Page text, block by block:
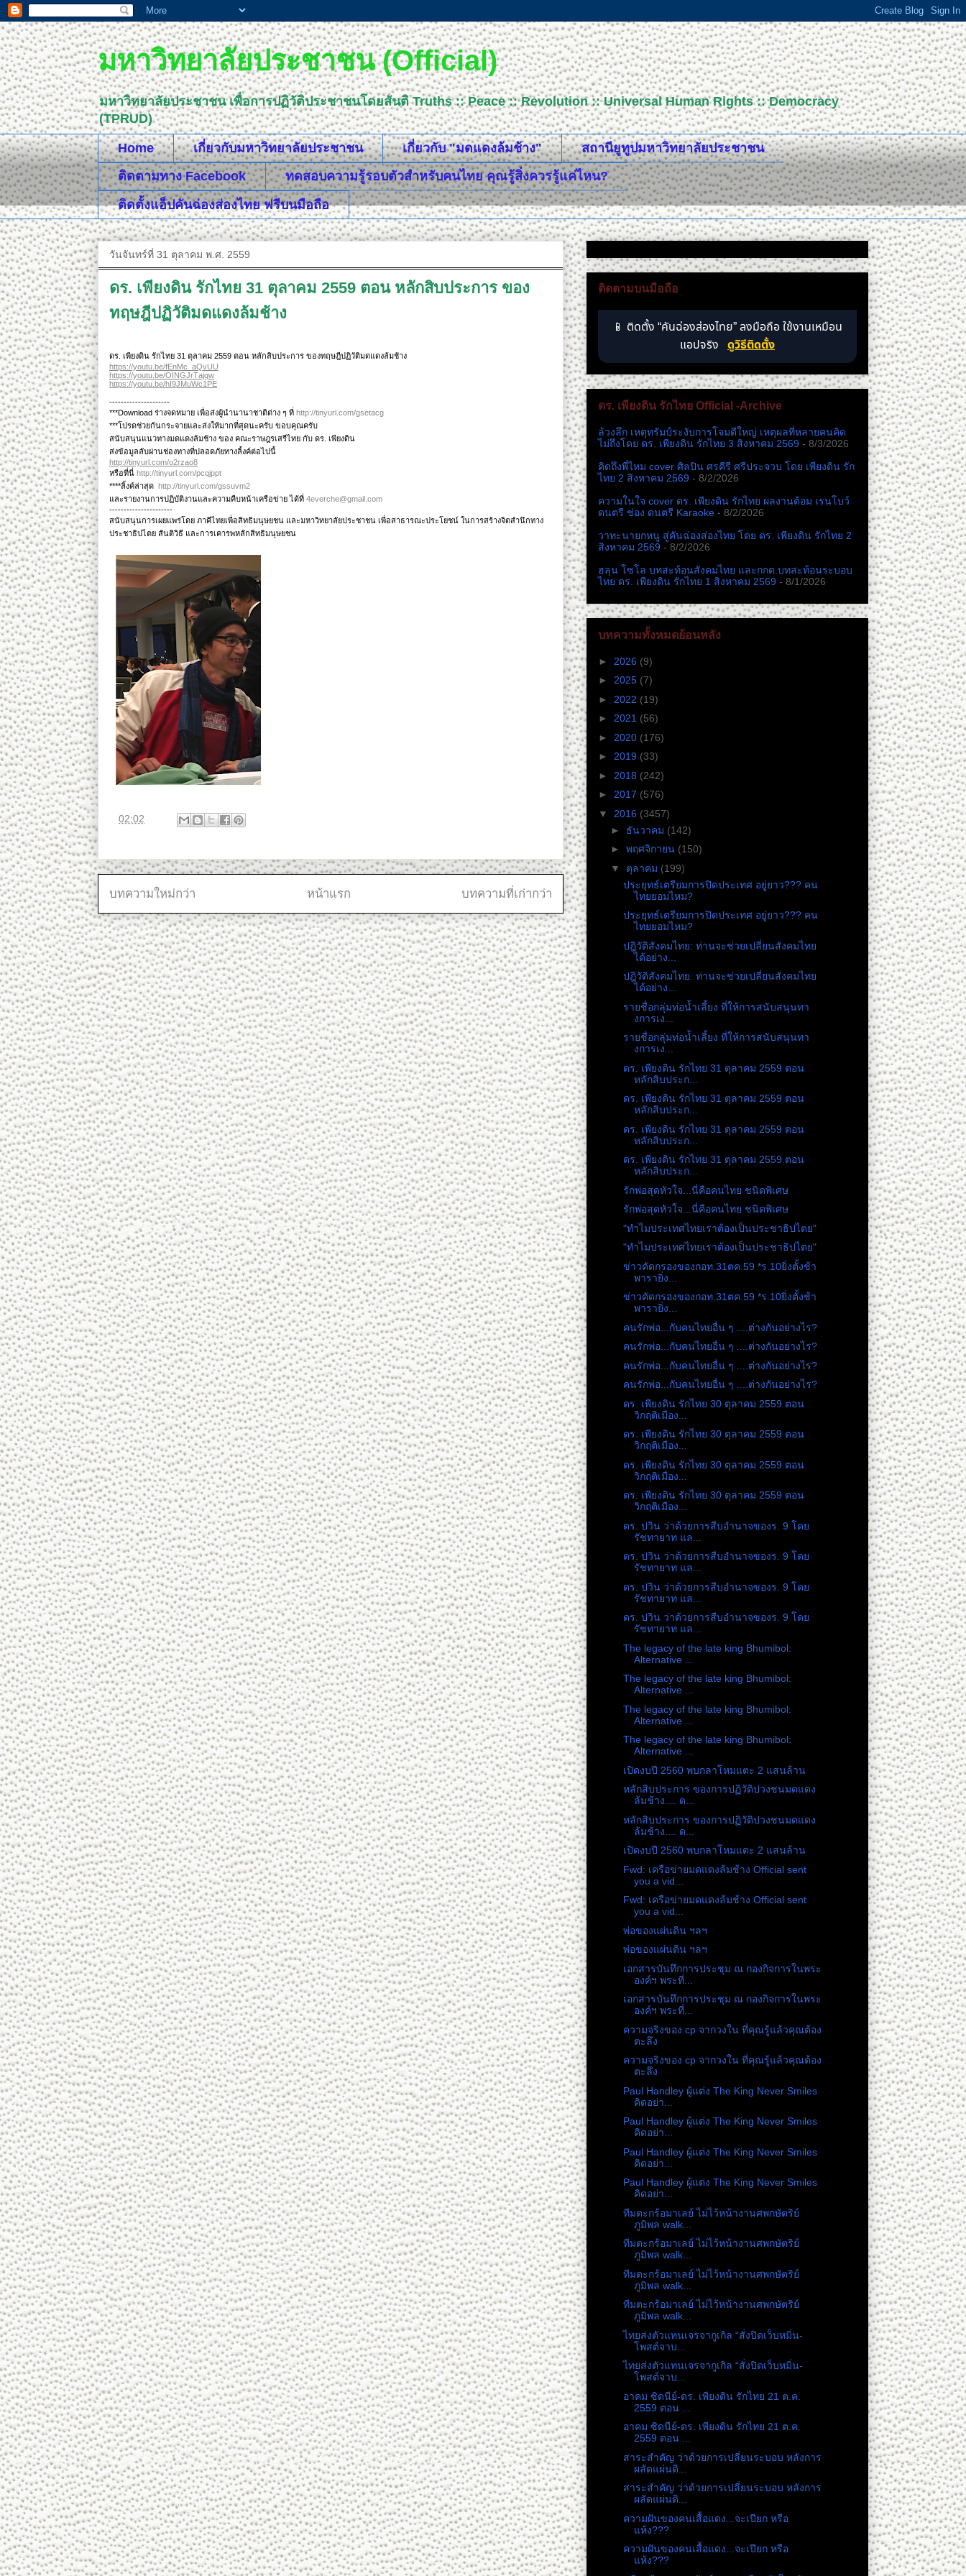
มหาวิทยาลัยประชาชน (Official)
มหาวิทยาลัยประชาชน เพื่อการปฏิวัติประชาชนโดยสันติ Truths :: Peace :: Revolution :: Universal Human Rights :: Democracy
(TPRUD)
Home เกี่ยวกับมหาวิทยาลัยประชาชน เกี่ยวกับ "มดแดงล้มช้าง"
สถานียูทูปมหาวิทยาลัยประชาชน
ติดตามทาง Facebook
ทดสอบความรู้รอบตัวสำหรับคนไทย คุณรู้สิ่งควรรู้แค่ไหน?
ติดตั้งแอ็ปคันฉ่องส่องไทย ฟรีบนมือถือ
วันจันทร์ที่ 31 ตุลาคม พ.ศ. 2559
ดร. เพียงดิน รักไทย 31 ตุลาคม 2559 ตอน หลักสิบประการ ของ
ทฤษฎีปฏิวัติมดแดงล้มช้าง
ดร. เพียงดิน รักไทย 31 ตุลาคม 2559 ตอน หลักสิบประการ ของทฤษฎีปฏิวัติมดแดงล้มช้าง
https://youtu.be/fEnMc_aQvUU
https://youtu.be/OINGJrTajqw
https://youtu.be/hI9JMuWc1PE
---------------------
***Download ร่างจดหมาย เพื่อส่งผู้นำนานาชาติต่าง ๆ ที่ http://tinyurl.com/gsetacg
***โปรดช่วยกันกระจายและส่งให้มากที่สุดนะครับ ขอบคุณครับ
สนับสนุนแนวทางมดแดงล้มช้าง ของ คณะราษฎรเสรีไทย กับ ดร. เพียงดิน
ส่งข้อมูลลับผ่านช่องทางที่ปลอดภัยทางลิ้งค์ต่อไปนี้
http://tinyurl.com/o2rzao8
หรือที่นี่ http://tinyurl.com/pcqjppt
****ลิ้งค์ล่าสุด http://tinyurl.com/gssuvm2
และรายงานการปฏิบัติงานและความคืบหน้าเครือข่าย ได้ที่ 4everche@gmail.com
----------------------
สนับสนุนการเผยแพร่โดย ภาคีไทยเพื่อสิทธิมนุษยชน และมหาวิทยาลัยประชาชน เพื่อสาธารณะประโยชน์ ในการสร้างจิตสำนึกทาง
ประชาธิปไตย สันติวิธี และการเคารพหลักสิทธิมนุษยชน
02:02
บทความใหม่กว่า บทความที่เก่ากว่า
หน้าแรก
ติดตามบนมือถือ
📱 ติดตั้ง “คันฉ่องส่องไทย” ลงมือถือ ใช้งานเหมือน
แอปจริง ดูวิธีติดตั้ง
ดร. เพียงดิน รักไทย Official -Archive
ล้วงลึก เหตุทรัมป์ระงับการโจมตีใหญ่ เหตุผลที่หลายคนคิด
ไม่ถึงโดย ดร. เพียงดิน รักไทย 3 สิงหาคม 2569 - 8/3/2026
คิดถึงพี่ไหม cover ศิลปิน ศรคีรี ศรีประจวบ โดย เพียงดิน รัก
ไทย 2 สิงหาคม 2569 - 8/2/2026
ความในใจ cover ดร. เพียงดิน รักไทย ผลงานต้อม เรนโบว์
ดนตรี ช่อง ดนตรี Karaoke - 8/2/2026
วาทะนายกหนู สู่คันฉ่องส่องไทย โดย ดร. เพียงดิน รักไทย 2
สิงหาคม 2569 - 8/2/2026
ฮลุน โซโล บทสะท้อนสังคมไทย และกกต.​บทสะท้อนระบอบ
ไทย ดร. เพียงดิน รักไทย 1 สิงหาคม 2569 - 8/1/2026
บทความทั้งหมดย้อนหลัง
► 2026 (9)
► 2025 (7)
► 2022 (19)
► 2021 (56)
► 2020 (176)
► 2019 (33)
► 2018 (242)
► 2017 (576)
▼ 2016 (3457)
► ธันวาคม (142)
► พฤศจิกายน (150)
▼ ตุลาคม (199)
ประยุทธ์เตรียมการปิดประเทศ อยู่ยาว??? คน
ไทยยอมไหม?
ประยุทธ์เตรียมการปิดประเทศ อยู่ยาว??? คน
ไทยยอมไหม?
ปฎิวัติสังคมไทย: ท่านจะช่วยเปลี่ยนสังคมไทย
ได้อย่าง...
ปฎิวัติสังคมไทย: ท่านจะช่วยเปลี่ยนสังคมไทย
ได้อย่าง...
รายชื่อกลุ่มท่อน้ำเลี้ยง ที่ให้การสนับสนุนทา
งการเง...
รายชื่อกลุ่มท่อน้ำเลี้ยง ที่ให้การสนับสนุนทา
งการเง...
ดร. เพียงดิน รักไทย 31 ตุลาคม 2559 ตอน
หลักสิบประก...
ดร. เพียงดิน รักไทย 31 ตุลาคม 2559 ตอน
หลักสิบประก...
ดร. เพียงดิน รักไทย 31 ตุลาคม 2559 ตอน
หลักสิบประก...
ดร. เพียงดิน รักไทย 31 ตุลาคม 2559 ตอน
หลักสิบประก...
รักพ่อสุดหัวใจ...นี่คือคนไทย ชนิดพิเศษ
รักพ่อสุดหัวใจ...นี่คือคนไทย ชนิดพิเศษ
"ทำไมประเทศไทยเราต้องเป็นประชาธิปไตย"
"ทำไมประเทศไทยเราต้องเป็นประชาธิปไตย"
ข่าวคัดกรองของกอท.31ตค.59 *ร.10ยิ่งตั้งช้า
พารายิ่ง...
ข่าวคัดกรองของกอท.31ตค.59 *ร.10ยิ่งตั้งช้า
พารายิ่ง...
คนรักพ่อ...กับคนไทยอื่น ๆ ....ต่างกันอย่างไร?
คนรักพ่อ...กับคนไทยอื่น ๆ ....ต่างกันอย่างไร?
คนรักพ่อ...กับคนไทยอื่น ๆ ....ต่างกันอย่างไร?
คนรักพ่อ...กับคนไทยอื่น ๆ ....ต่างกันอย่างไร?
ดร. เพียงดิน รักไทย 30 ตุลาคม 2559 ตอน
วิกฤติเมือง...
ดร. เพียงดิน รักไทย 30 ตุลาคม 2559 ตอน
วิกฤติเมือง...
ดร. เพียงดิน รักไทย 30 ตุลาคม 2559 ตอน
วิกฤติเมือง...
ดร. เพียงดิน รักไทย 30 ตุลาคม 2559 ตอน
วิกฤติเมือง...
ดร. ปวิน ว่าด้วยการสืบอำนาจของร. 9 โดย
รัชทายาท แล...
ดร. ปวิน ว่าด้วยการสืบอำนาจของร. 9 โดย
รัชทายาท แล...
ดร. ปวิน ว่าด้วยการสืบอำนาจของร. 9 โดย
รัชทายาท แล...
ดร. ปวิน ว่าด้วยการสืบอำนาจของร. 9 โดย
รัชทายาท แล...
The legacy of the late king Bhumibol:
Alternative ...
The legacy of the late king Bhumibol:
Alternative ...
The legacy of the late king Bhumibol:
Alternative ...
The legacy of the late king Bhumibol:
Alternative ...
เปิดงบปี 2560 พบกลาโหมแตะ 2 แสนล้าน
หลักสิบประการ ของการปฏิวัติปวงชนมดแดง
ล้มช้าง.... ด...
หลักสิบประการ ของการปฏิวัติปวงชนมดแดง
ล้มช้าง.... ด...
เปิดงบปี 2560 พบกลาโหมแตะ 2 แสนล้าน
Fwd: เครือข่ายมดแดงล้มช้าง Official sent
you a vid...
Fwd: เครือข่ายมดแดงล้มช้าง Official sent
you a vid...
พ่อของแผ่นดิน ฯลฯ
พ่อของแผ่นดิน ฯลฯ
เอกสารบันทึกการประชุม ณ กองกิจการในพระ
องค์ฯ พระที่...
เอกสารบันทึกการประชุม ณ กองกิจการในพระ
องค์ฯ พระที่...
ความจริงของ cp จากวงใน ที่คุณรู้แล้วคุณต้อง
ตะลึง
ความจริงของ cp จากวงใน ที่คุณรู้แล้วคุณต้อง
ตะลึง
Paul Handley ผู้แต่ง The King Never Smiles
คิดอย่า...
Paul Handley ผู้แต่ง The King Never Smiles
คิดอย่า...
Paul Handley ผู้แต่ง The King Never Smiles
คิดอย่า...
Paul Handley ผู้แต่ง The King Never Smiles
คิดอย่า...
ทีมตะกร้อมาเลย์ ไม่ไว้หน้างานศพกษัตริย์
ภูมิพล walk...
ทีมตะกร้อมาเลย์ ไม่ไว้หน้างานศพกษัตริย์
ภูมิพล walk...
ทีมตะกร้อมาเลย์ ไม่ไว้หน้างานศพกษัตริย์
ภูมิพล walk...
ทีมตะกร้อมาเลย์ ไม่ไว้หน้างานศพกษัตริย์
ภูมิพล walk...
ไทยส่งตัวแทนเจรจากูเกิล “สั่งปิดเว็บหมิ่น-
โพสต์จาบ...
ไทยส่งตัวแทนเจรจากูเกิล “สั่งปิดเว็บหมิ่น-
โพสต์จาบ...
อาคม ซิดนีย์-ดร. เพียงดิน รักไทย 21 ต.ค.
2559 ตอน ...
อาคม ซิดนีย์-ดร. เพียงดิน รักไทย 21 ต.ค.
2559 ตอน ...
สาระสำคัญ ว่าด้วยการเปลี่ยนระบอบ หลังการ
ผลัดแผ่นดิ...
สาระสำคัญ ว่าด้วยการเปลี่ยนระบอบ หลังการ
ผลัดแผ่นดิ...
ความฝันของคนเสื้อแดง...จะเปียก หรือ
แห้ง???
ความฝันของคนเสื้อแดง...จะเปียก หรือ
แห้ง???